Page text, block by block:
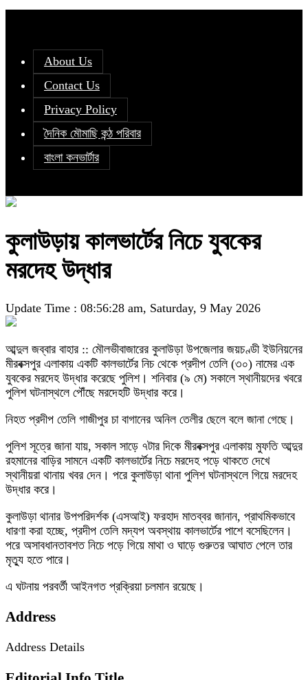
About Us
Contact Us
Privacy Policy
দৈনিক মৌমাছি কন্ঠ পরিবার
বাংলা কনভার্টার
কুলাউড়ায় কালভার্টের নিচে যুবকের
মরদেহ উদ্ধার
Update Time : 08:56:28 am, Saturday, 9 May 2026
আব্দুল জব্বার বাহার :: মৌলভীবাজারের কুলাউড়া উপজেলার জয়চণ্ডী ইউনিয়নের
মীরবক্সপুর এলাকায় একটি কালভার্টের নিচ থেকে প্রদীপ তেলি (৩০) নামের এক
যুবকের মরদেহ উদ্ধার করেছে পুলিশ। শনিবার (৯ মে) সকালে স্থানীয়দের খবরে
পুলিশ ঘটনাস্থলে পৌঁছে মরদেহটি উদ্ধার করে।
নিহত প্রদীপ তেলি গাজীপুর চা বাগানের অনিল তেলীর ছেলে বলে জানা গেছে।
পুলিশ সূত্রে জানা যায়, সকাল সাড়ে ৭টার দিকে মীরবক্সপুর এলাকায় মুফতি আব্দুর
রহমানের বাড়ির সামনে একটি কালভার্টের নিচে মরদেহ পড়ে থাকতে দেখে
স্থানীয়রা থানায় খবর দেন। পরে কুলাউড়া থানা পুলিশ ঘটনাস্থলে গিয়ে মরদেহ
উদ্ধার করে।
কুলাউড়া থানার উপপরিদর্শক (এসআই) ফরহাদ মাতব্বর জানান, প্রাথমিকভাবে
ধারণা করা হচ্ছে, প্রদীপ তেলি মদ্যপ অবস্থায় কালভার্টের পাশে বসেছিলেন।
পরে অসাবধানতাবশত নিচে পড়ে গিয়ে মাথা ও ঘাড়ে গুরুতর আঘাত পেলে তার
মৃত্যু হতে পারে।
এ ঘটনায় পরবর্তী আইনগত প্রক্রিয়া চলমান রয়েছে।
Address
Address Details